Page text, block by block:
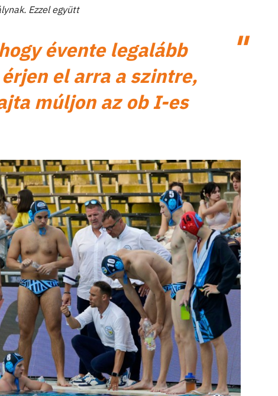
Ezzel együtt
évente legalább
el arra a szintre,
múljon az ob I-es